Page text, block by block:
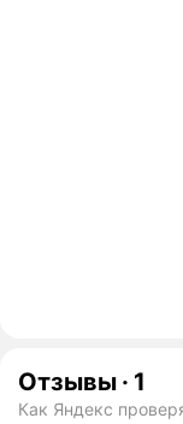
Отзывы · 1
Как Яндекс